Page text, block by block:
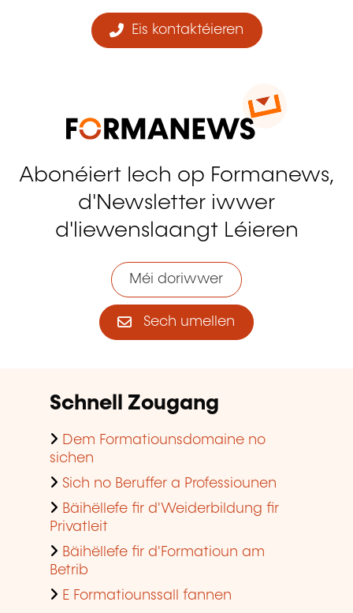
Eis kontaktéieren
Abonéiert Iech op Formanews,
d'Newsletter iwwer
d'liewenslaangt Léieren
Méi doriwwer
Sech umellen
Schnell Zougang
Dem Formatiounsdomaine no
sichen
Sich no Beruffer a Professiounen
Bäihëllefe fir d'Weiderbildung fir
Privatleit
Bäihëllefe fir d'Formatioun am
Betrib
E Formatiounssall fannen